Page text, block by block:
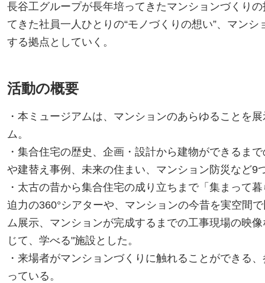
長谷工グループが長年培ってきたマンションづくり
てきた社員一人ひとりの“モノづくりの想い”、マン
する拠点としていく。
活動の概要
・本ミュージアムは、マンションのあらゆることを
ム。
・集合住宅の歴史、企画・設計から建物ができるま
や建替え事例、未来の住まい、マンション防災など9
・太古の昔から集合住宅の成り立ちまで「集まって
迫力の360°シアターや、マンションの今昔を実空間
ム展示、マンションが完成するまでの工事現場の映
じて、学べる"施設とした。
・来場者がマンションづくりに触れることができる
っている。